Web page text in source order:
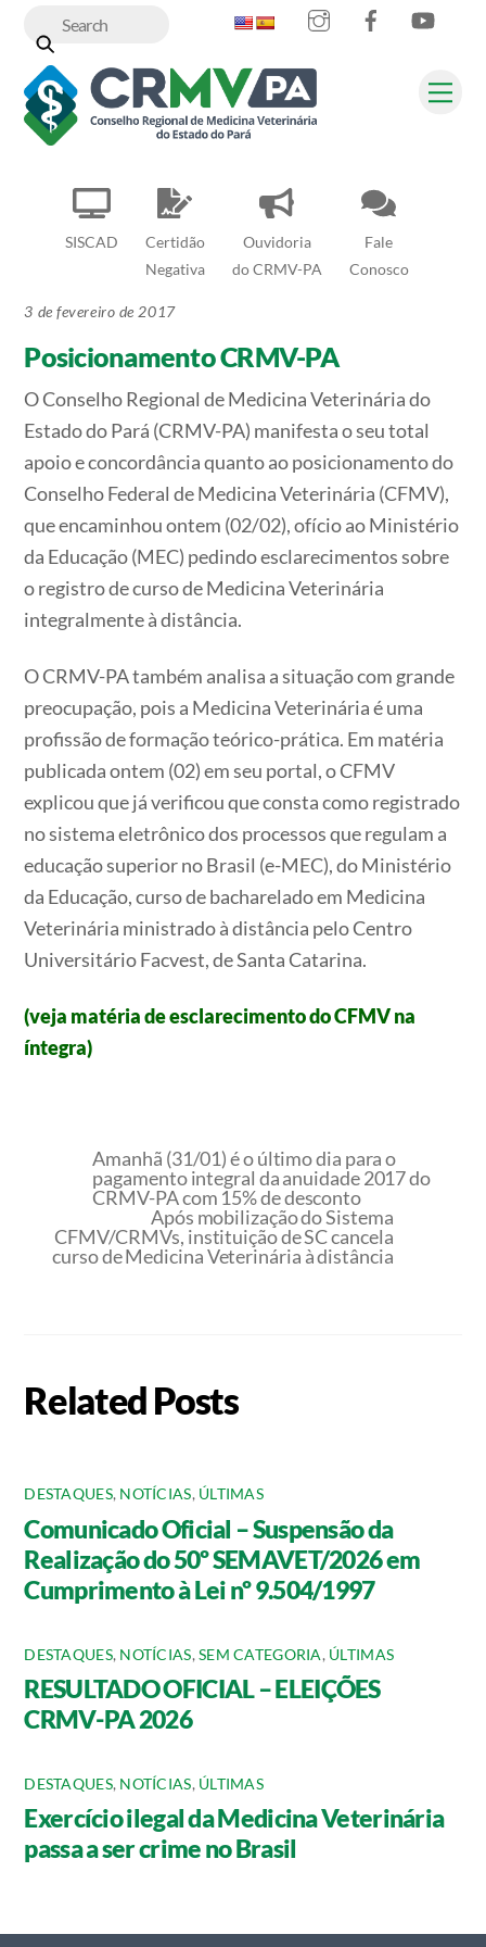
content
SISCAD
Certidão
Negativa
Ouvidoria
do CRMV-PA
Fale
Conosco
InstagramFacebook
3 de fevereiro de 2017
Posicionamento CRMV-PA
O Conselho Regional de Medicina Veterinária do
Estado do Pará (CRMV-PA) manifesta o seu total
apoio e concordância quanto ao posicionamento do
Conselho Federal de Medicina Veterinária (CFMV),
que encaminhou ontem (02/02), ofício ao Ministério
da Educação (MEC) pedindo esclarecimentos sobre
o registro de curso de Medicina Veterinária
integralmente à distância.
O CRMV-PA também analisa a situação com grande
preocupação, pois a Medicina Veterinária é uma
profissão de formação teórico-prática. Em matéria
publicada ontem (02) em seu portal, o CFMV
explicou que já verificou que consta como registrado
no sistema eletrônico dos processos que regulam a
educação superior no Brasil (e-MEC), do Ministério
da Educação, curso de bacharelado em Medicina
Veterinária ministrado à distância pelo Centro
Universitário Facvest, de Santa Catarina.
(veja matéria de esclarecimento do CFMV na
íntegra)
Amanhã (31/01) é o último dia para o
pagamento integral da anuidade 2017 do
CRMV-PA com 15% de desconto
Após mobilização do Sistema
CFMV/CRMVs, instituição de SC cancela
curso de Medicina Veterinária à distância
Related Posts
DESTAQUES, NOTÍCIAS, ÚLTIMAS
Comunicado Oficial – Suspensão da
Realização do 50º SEMAVET/2026 em
Cumprimento à Lei nº 9.504/1997
DESTAQUES, NOTÍCIAS,SEM CATEGORIA, ÚLTIMAS
RESULTADO OFICIAL – ELEIÇÕES
CRMV-PA 2026
DESTAQUES, NOTÍCIAS, ÚLTIMAS
Exercício ilegal da Medicina Veterinária
passa a ser crime no Brasil